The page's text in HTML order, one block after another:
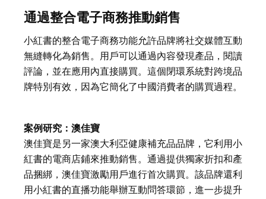
通過整合電子商務推動銷售
小紅書的整合電子商務功能允許品牌將社交媒體互動
無縫轉化為銷售。用戶可以通過內容發現產品，閱讀
評論，並在應用內直接購買。這個閉環系統對跨境品
牌特別有效，因為它簡化了中國消費者的購買過程。
案例研究：澳佳寶
澳佳寶是另一家澳大利亞健康補充品品牌，它利用小
紅書的電商店鋪來推動銷售。通過提供獨家折扣和產
品捆綁，澳佳寶激勵用戶進行首次購買。該品牌還利
用小紅書的直播功能舉辦互動問答環節，進一步提升